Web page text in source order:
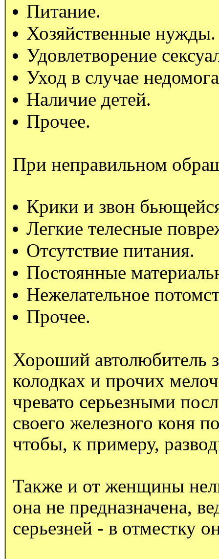
Питание.
Хозяйственные нужды.
Удовлетворение
Уход в случае
Наличие детей.
Прочее.
При неправильном
Крики и звон
Легкие телесные
Отсутствие питания.
Постоянные
Нежелательное
Прочее.
Хороший автолюбитель
колодках и прочих
чревато серьезными
своего железного коня
чтобы, к примеру,
Также и от женщины
она не предназначена,
серьезней - в отместку